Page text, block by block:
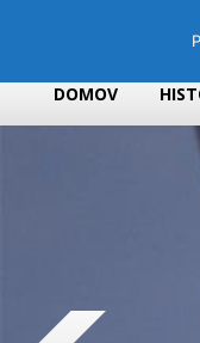
DOMOV